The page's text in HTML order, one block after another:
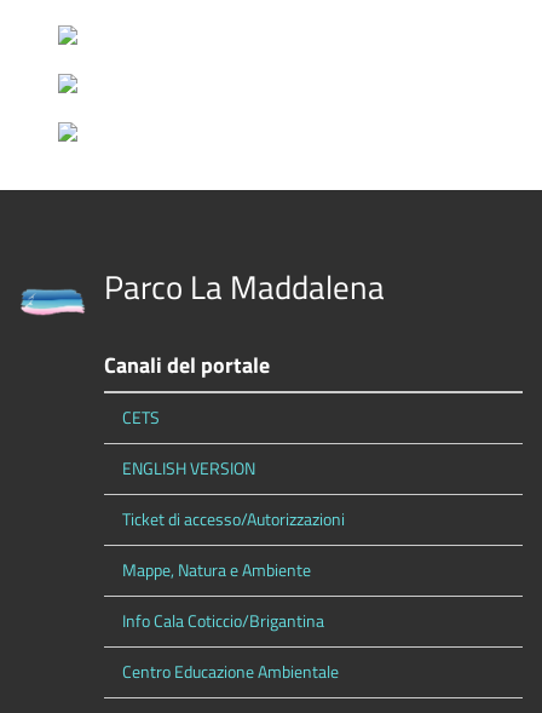
Parco La Maddalena
Canali del portale
CETS
ENGLISH VERSION
Ticket di accesso/Autorizzazioni
Mappe, Natura e Ambiente
Info Cala Coticcio/Brigantina
Centro Educazione Ambientale